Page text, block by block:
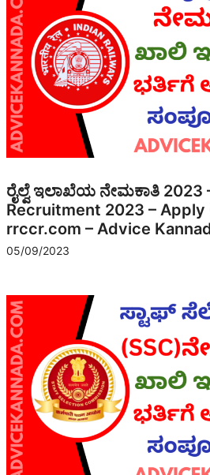
ರೈಲ್ವೆ ಇಲಾಖೆಯ ನೇಮಕಾತಿ 2023
Recruitment 2023 – Apply
rrccr.com – Advice
05/09/2023